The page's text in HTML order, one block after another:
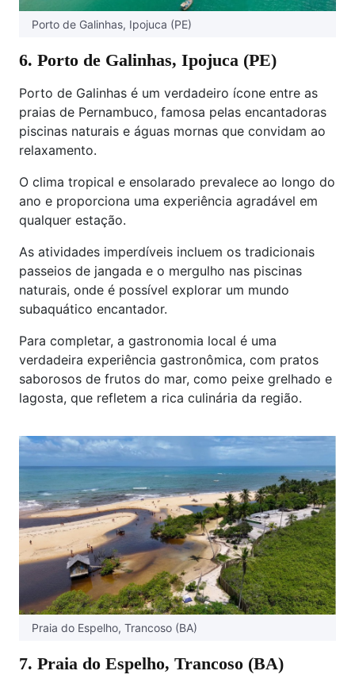
Porto de Galinhas, Ipojuca (PE)
6. Porto de Galinhas, Ipojuca (PE)
Porto de Galinhas é um verdadeiro ícone entre as
praias de Pernambuco, famosa pelas encantadoras
piscinas naturais e águas mornas que convidam ao
relaxamento.
O clima tropical e ensolarado prevalece ao longo do
ano e proporciona uma experiência agradável em
qualquer estação.
As atividades imperdíveis incluem os tradicionais
passeios de jangada e o mergulho nas piscinas
naturais, onde é possível explorar um mundo
subaquático encantador.
Para completar, a gastronomia local é uma
verdadeira experiência gastronômica, com pratos
saborosos de frutos do mar, como peixe grelhado e
lagosta, que refletem a rica culinária da região.
Praia do Espelho, Trancoso (BA)
7. Praia do Espelho, Trancoso (BA)